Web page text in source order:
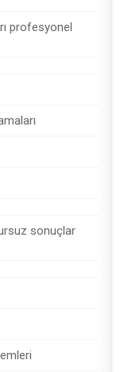
profesyonel
sonuçlar